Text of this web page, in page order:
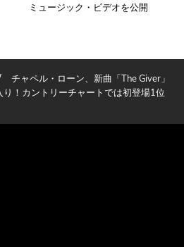
ミュージック・ビデオを公開
チャペル・ローン、新曲「The Giver」
！カントリーチャートでは初登場1位